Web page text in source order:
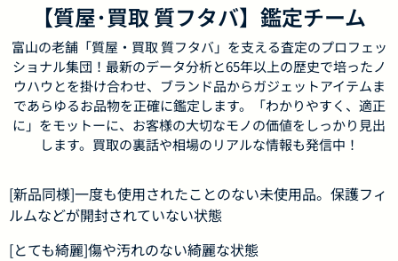
【質屋･買取 質フタバ】鑑定チーム
富山の老舗「質屋・買取 質フタバ」を支える査定のプロフェッ
ショナル集団！最新のデータ分析と65年以上の歴史で培ったノ
ウハウとを掛け合わせ、ブランド品からガジェットアイテムま
であらゆるお品物を正確に鑑定します。「わかりやすく、適正
に」をモットーに、お客様の大切なモノの価値をしっかり見出
します。買取の裏話や相場のリアルな情報も発信中！
[新品同様]一度も使用されたことのない未使用品。保護フィ
ルムなどが開封されていない状態
[とても綺麗]傷や汚れのない綺麗な状態